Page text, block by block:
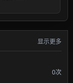
显示更多
0次